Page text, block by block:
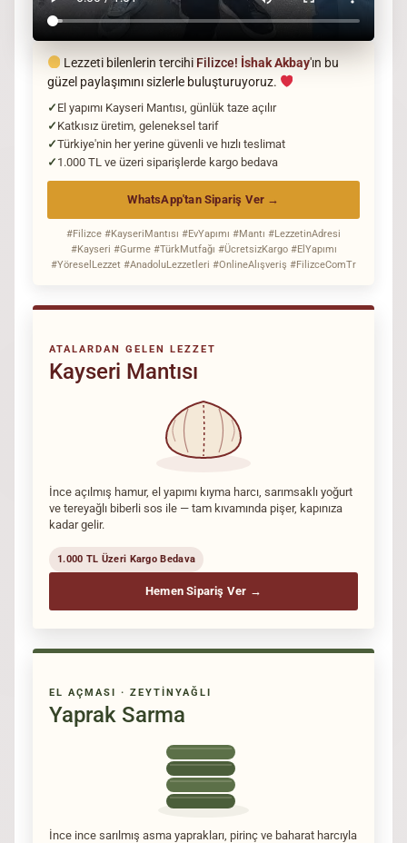
ATALARDAN GELEN LEZZET
Kayseri Mantısı
İnce açılmış hamur, el yapımı kıyma harcı, sarımsaklı yoğurt
ve tereyağlı biberli sos ile — tam kıvamında pişer, kapınıza
kadar gelir.
1.000 TL Üzeri Kargo Bedava
Hemen Sipariş Ver →
Lezzeti bilenlerin tercihi Filizce! İshak Akbay'ın bu
güzel paylaşımını sizlerle buluşturuyoruz.
El yapımı Kayseri Mantısı, günlük taze açılır
Katkısız üretim, geleneksel tarif
Türkiye'nin her yerine güvenli ve hızlı teslimat
1.000 TL ve üzeri siparişlerde kargo bedava
WhatsApp'tan Sipariş Ver →
#Filizce #KayseriMantısı #EvYapımı #Mantı #LezzetinAdresi
#Kayseri #Gurme #TürkMutfağı #ÜcretsizKargo #ElYapımı
#YöreselLezzet #AnadoluLezzetleri #OnlineAlışveriş #FilizceComTr
EL AÇMASI · ZEYTINYAĞLI
Yaprak Sarma
İnce ince sarılmış asma yaprakları, pirinç ve baharat harcıyla